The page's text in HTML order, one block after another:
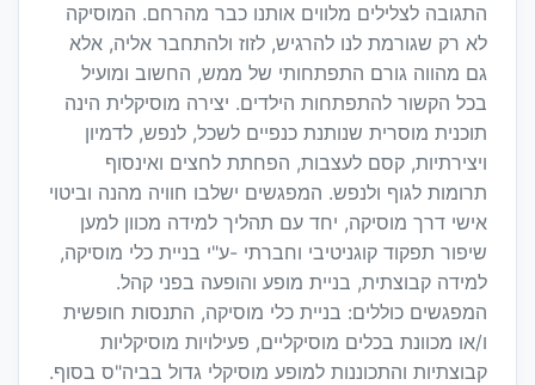
התגובה לצלילים מלווים אותנו כבר מהרחם. המוסיקה
לא רק שגורמת לנו להרגיש, לזוז ולהתחבר אליה, אלא
גם מהווה גורם התפתחותי של ממש, החשוב ומועיל
בכל הקשור להתפתחות הילדים. יצירה מוסיקלית הינה
תוכנית מוסרית שנותנת כנפיים לשכל, לנפש, לדמיון
ויצירתיות, קסם לעצבות, הפחתת לחצים ואינסוף
תרומות לגוף ולנפש. המפגשים ישלבו חוויה מהנה וביטוי
אישי דרך מוסיקה, יחד עם תהליך למידה מכוון למען
שיפור תפקוד קוגניטיבי וחברתי -ע"י בניית כלי מוסיקה,
למידה קבוצתית, בניית מופע והופעה בפני קהל.
המפגשים כוללים: בניית כלי מוסיקה, התנסות חופשית
ו/או מכוונת בכלים מוסיקליים, פעילויות מוסיקליות
קבוצתיות והתכוננות למופע מוסיקלי גדול בביה"ס בסוף.